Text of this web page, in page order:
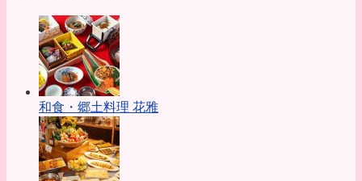
和食・郷土料理 花雅